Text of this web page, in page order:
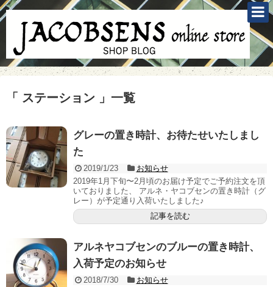
「 ステーション 」一覧
グレーの置き時計、お待たせいたしまし
た
2019/1/23
お知らせ
2019年1月下旬〜2月頃のお届け予定でご予約注文を頂
いておりました、 アルネ・ヤコブセンの置き時計（グ
レー）が予定通り入荷いたしました♪
記事を読む
アルネヤコブセンのブルーの置き時計、
入荷予定のお知らせ
2018/7/30
お知らせ